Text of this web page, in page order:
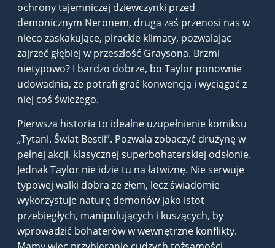
ochrony tajemniczej dziewczynki przed
demonicznym Neronem, druga zaś przenosi nas w
nieco zaskakujące, pirackie klimaty, pozwalając
zajrzeć głębiej w przeszłość Graysona. Brzmi
nietypowo? I bardzo dobrze, bo Taylor ponownie
udowadnia, że potrafi grać konwencją i wyciągać z
niej coś świeżego.
Pierwsza historia to idealne uzupełnienie komiksu
„Tytani. Świat Bestii”. Pozwala zobaczyć drużynę w
pełnej akcji, klasycznej superbohaterskiej odsłonie.
Jednak Taylor nie idzie tu na łatwiznę. Nie serwuje
typowej walki dobra ze złem, lecz świadomie
wykorzystuje naturę demonów jako istot
przebiegłych, manipulujących i kuszących, by
wprowadzić bohaterów w wewnętrzne konflikty.